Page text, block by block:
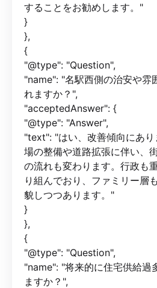
することをお勧めします。"
}
},
{
"@type": "Question",
"name": "名駅西側の治安や雰
れますか？",
"acceptedAnswer": {
"@type": "Answer",
"text": "はい、改善傾向にあ
場の整備や道路拡張に伴い、
の流れも変わります。行政も
り組んでおり、ファミリー層
貌しつつあります。"
}
},
{
"@type": "Question",
"name": "将来的に住宅供給過
ますか？",